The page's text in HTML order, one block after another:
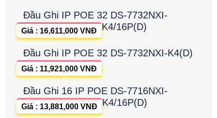
Đầu Ghi IP POE 32 DS-7732NXI-
K4/16P(D)
Giá : 16,611,000 VNĐ
Đầu Ghi IP POE 32 DS-7732NXI-K4(D)
Giá : 11,921,000 VNĐ
Đầu Ghi 16 IP POE DS-7716NXI-
K4/16P(D)
Giá : 13,881,000 VNĐ